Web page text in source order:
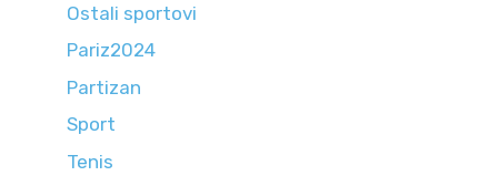
Ostali sportovi
Pariz2024
Partizan
Sport
Tenis